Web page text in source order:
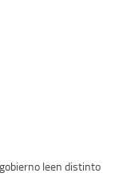
leen distinto